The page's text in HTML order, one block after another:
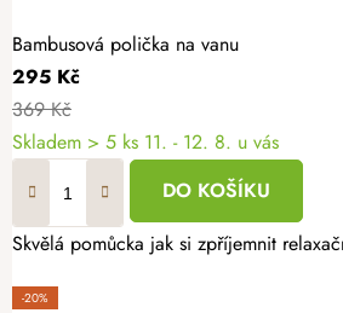
Bambusová polička na vanu
295 Kč
369 Kč
Skladem > 5 ks 11. - 12. 8. u vás
DO KOŠÍKU
Skvělá pomůcka jak si zpříjemnit
-20%